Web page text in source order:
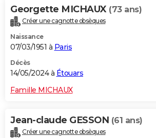
Alimentation
Guide de la santé
Maladies
Médicaments
Sommeil
VOYAGE
Destinations
City break
Voyage nature
Voyage de noces
Forum
Climat
+PHOTO
GUIDES D'ACHAT
Carte de Noël
Carte Bonne année
Carte Saint-Valentin
Carte Pâques
Carte d'anniversaire
DICTIONNAIRE
Georgette MICHAUX (73 ans)
Créer une cagnotte obsèques
Naissance
07/03/1951 à Paris
Décès
14/05/2024 à Étouars
Famille MICHAUX
Jean-claude GESSON (61 ans)
Créer une cagnotte obsèques